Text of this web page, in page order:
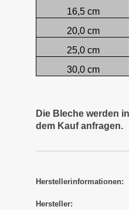
16,5 cm
20,0 cm
25,0 cm
30,0 cm
Die Bleche werden
dem Kauf anfragen.
Herstellerinformationen:
Hersteller: